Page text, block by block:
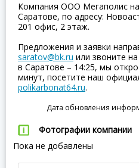
Компания ООО Мегаполис
Саратове, по адресу:
201 офис, 2 этаж.
Предложения и заявки
saratov@bk.ru или звоните
в Саратове – 14:25, мы
минут, посетите наш
polikarbonat64.ru.
Дата обновления
Фотографии компании
Пока не добавлены